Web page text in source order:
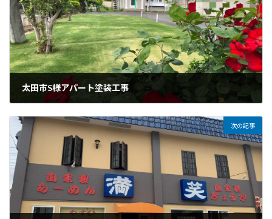
太田市S様アパート塗装工事
次の記事